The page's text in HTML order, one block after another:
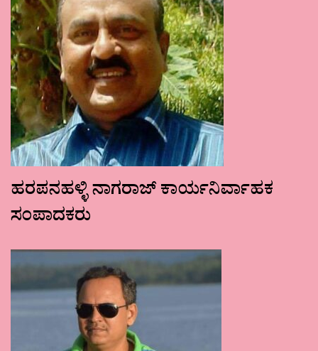
ಹರಪನಹಳ್ಳಿ ನಾಗರಾಜ್ ಕಾರ್ಯನಿರ್ವಾಹಕ
ಸಂಪಾದಕರು